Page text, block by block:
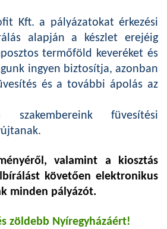
Kft. a pályázatokat érkezési
alapján a készlet erejéig
termőföld keveréket és
ingyen biztosítja, azonban
és a további ápolás az
szakembereink füvesítési
valamint a kiosztás
követően elektronikus
minden pályázót.
zöldebb Nyíregyházáért!